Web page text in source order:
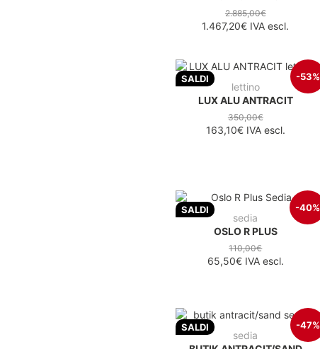
2.885,00€
1.467,20€ IVA escl.
SALDI -53%
lettino
LUX ALU ANTRACIT
350,00€
163,10€IVA escl.
SALDI -40%
sedia
OSLO R PLUS
110,00€
65,50€IVA escl.
SALDI -47%
sedia